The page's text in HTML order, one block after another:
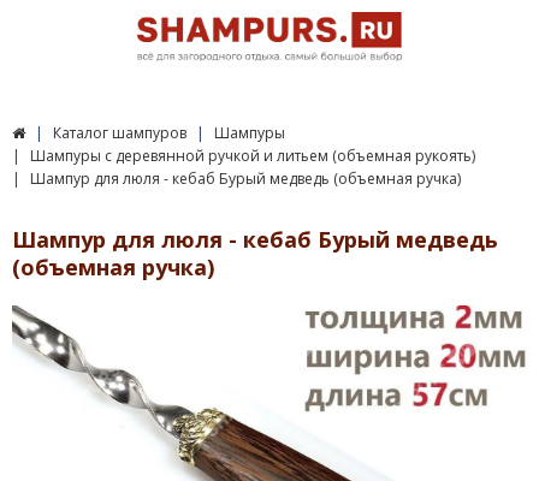
Каталог шампуров
Шампуры
Шампуры c деревянной ручкой и литьем (объемная рукоять)
Шампур для люля - кебаб Бурый медведь (объемная ручка)
Шампур для люля - кебаб Бурый медведь
(объемная ручка)